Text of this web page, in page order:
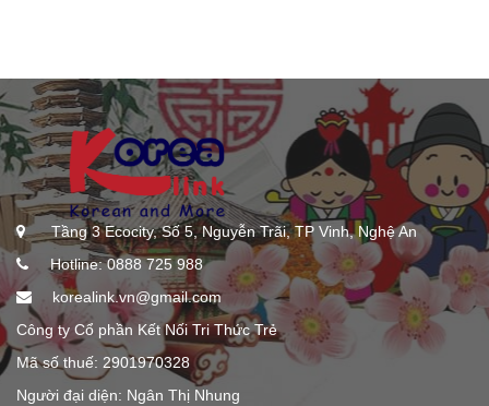
Tầng 3 Ecocity, Số 5, Nguyễn Trãi, TP Vinh, Nghệ An
Hotline: 0888 725 988
korealink.vn@gmail.com
Công ty Cổ phần Kết Nối Tri Thức Trẻ
Mã số thuế: 2901970328
Người đại diện: Ngân Thị Nhung